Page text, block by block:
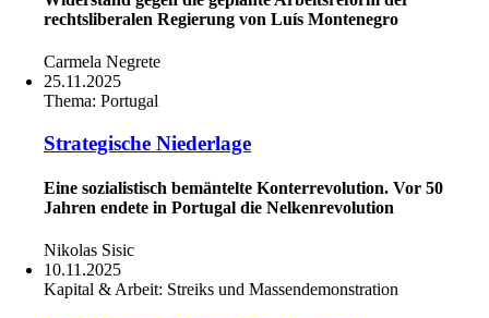
rechtsliberalen Regierung von Luís Montenegro
Carmela Negrete
25.11.2025
Thema: Portugal
Strategische Niederlage
Eine sozialistisch bemäntelte Konterrevolution. Vor 50
Jahren endete in Portugal die Nelkenrevolution
Nikolas Sisic
10.11.2025
Kapital & Arbeit: Streiks und Massendemonstration